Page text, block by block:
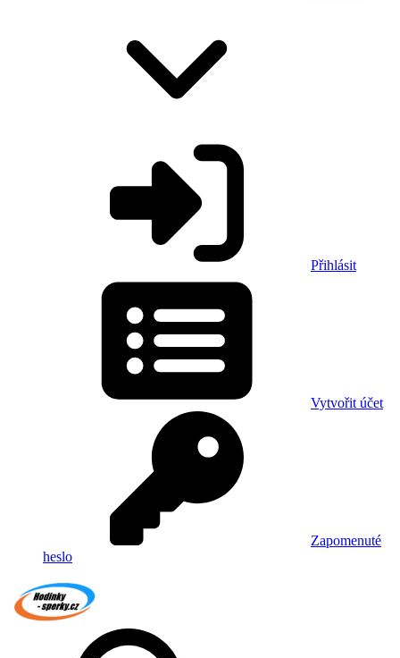
Přihlásit
Vytvořit účet
Zapomenuté
heslo